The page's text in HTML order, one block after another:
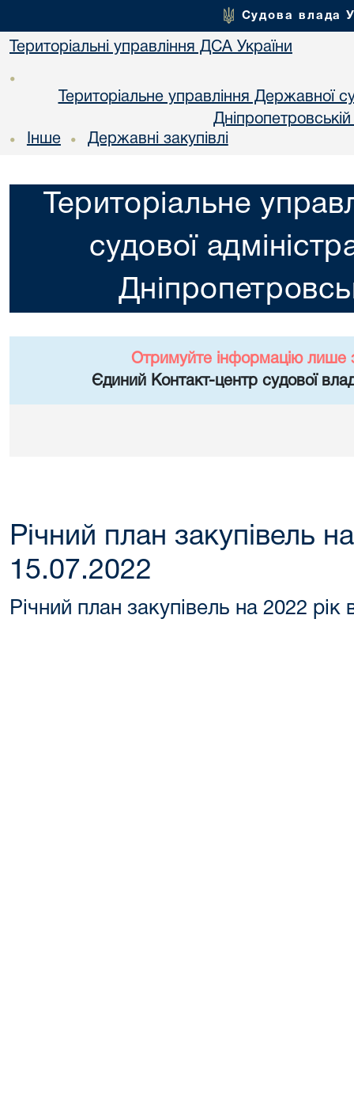
Судова влада
Територіальні управління ДСА України
•
Територіальне управління Державної
• Інше • Державні закупівлі
Територіальне
судової
Отримуйте інформацію лише
Єдиний Контакт-центр судової
Річний план закупівель
15.07.2022
Річний план закупівель на 2022 рік